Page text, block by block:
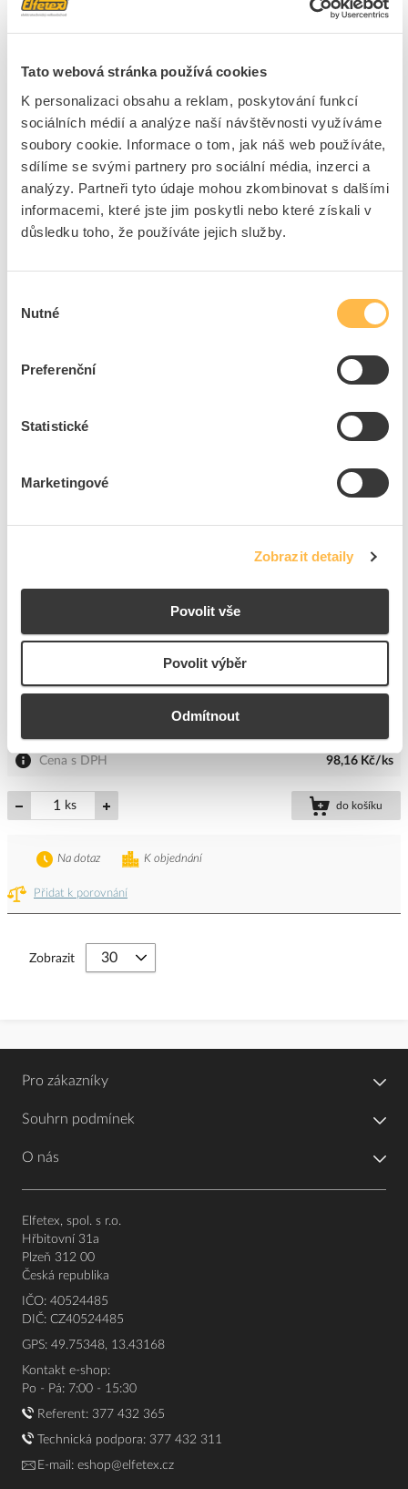
Tato webová stránka používá cookies
K personalizaci obsahu a reklam, poskytování funkcí
sociálních médií a analýze naší návštěvnosti využíváme
soubory cookie. Informace o tom, jak náš web používáte,
sdílíme se svými partnery pro sociální média, inzerci a
analýzy. Partneři tyto údaje mohou zkombinovat s dalšími
informacemi, které jste jim poskytli nebo které získali v
důsledku toho, že používáte jejich služby.
souhlasu
Nutné
Preferenční
Statistické
Marketingové
Zobrazit detaily
Povolit vše
Povolit výběr
Odmítnout
Kód ELFETEX
11.137.043
Kód výrobce
RK3001
Značka
ENERGY SYSTEMS
Cena s DPH 319,31 Kč/ks
ks do košíku
ENERGY SYSTEMS Ventil uni Fluo ROOM 04, pro
do košíku
Přidat k porovnání
ENERGY SYSTEMS Spona DN 60-215 rychloupínací,
9mm, nerez
EAN
8595129611562
RK4015
Cena s DPH 98,16 Kč/ks
ks do košíku
Přidat k porovnání
K objednání
Na dotaz
Zobrazit
Pro zákazníky
Souhrn podmínek
O nás
Elfetex, spol. s r.o.
Hřbitovní 31a
Plzeň 312 00
Česká republika
IČO: 40524485
DIČ: CZ40524485
GPS: 49.75348, 13.43168
Kontakt e-shop:
Po - Pá: 7:00 - 15:30
Referent: 377 432 365
Technická podpora: 377 432 311
E-mail: eshop@elfetex.cz